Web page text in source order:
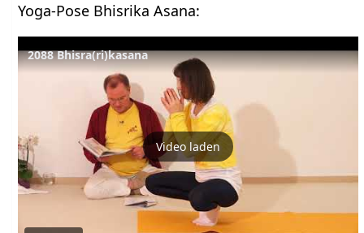
Yoga-Pose Bhisrika Asana:
2088 Bhisra(ri)kasana
Video laden